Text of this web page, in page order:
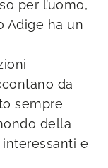
per l’uomo,
Adige ha un
da
sempre
della
e